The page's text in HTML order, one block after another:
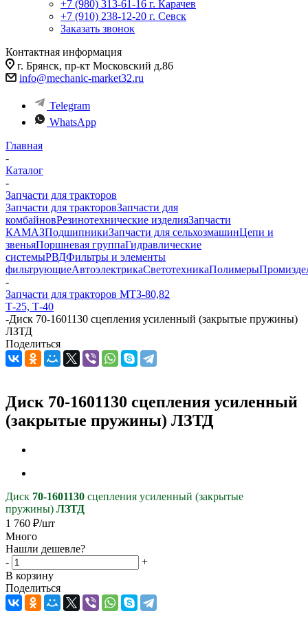
+7 (980) 313-61-16 г. Карачев
+7 (910) 238-12-20 г. Севск
Заказать звонок
Контактная информация
г. Брянск, пр-кт Московский д.86
info@mechanic-market32.ru
Telegram
WhatsApp
Главная
-
Каталог
-
Запчасти для тракторов
Запчасти для тракторовЗапчасти для
комбайновРезинотехнические изделияЗапчасти
КАМАЗПодшипникиЗапчасти для сельхозмашинЦепи и
звеньяПоршневая группаГидравлические
системыРВДФильтры и элементы
фильтрующиеАвтоэлектрикаСветотехникаПолимеры
-
Запчасти для тракторов МТЗ-80,82
Т-25, Т-40
-Диск 70-1601130 сцепления усиленный (закрытые пружины)
ЛЗТД
Поделиться
Диск 70-1601130 сцепления усиленный
(закрытые пружины) ЛЗТД
Диск 70-1601130 сцепления усиленный (закрытые
пружины) ЛЗТД
1 760 ₽/шт
Много
Нашли дешевле?
-
+
В корзину
Поделиться